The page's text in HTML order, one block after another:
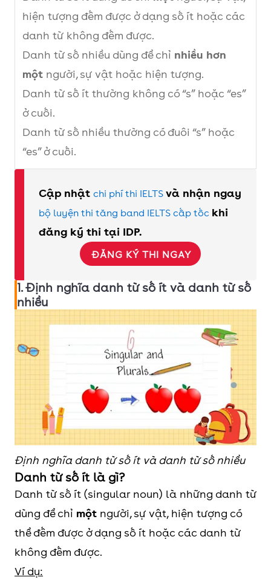
hiện tượng đếm được ở dạng số ít hoặc các
danh từ không đếm được.
Danh từ số nhiều dùng để chỉ nhiều hơn
một người, sự vật hoặc hiện tượng.
Danh từ số ít thường không có “s” hoặc “es”
ở cuối.
Danh từ số nhiều thường có đuôi “s” hoặc
“es” ở cuối.
Cập nhật chi phí thi IELTS và nhận ngay
bộ luyện thi tăng band IELTS cấp tốc khi
đăng ký thi tại IDP.
ĐĂNG KÝ THI NGAY
1. Định nghĩa danh từ số ít và danh từ số
nhiều
Định nghĩa danh từ số ít và danh từ số nhiều
Danh từ số ít là gì?
Danh từ số ít (singular noun) là những danh từ
dùng để chỉ một người, sự vật, hiện tượng có
thể đếm được ở dạng số ít hoặc các danh từ
không đếm được.
Ví dụ: